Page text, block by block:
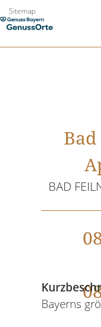
Zum
Inhalt
Sitemap
BAD
Bayerns